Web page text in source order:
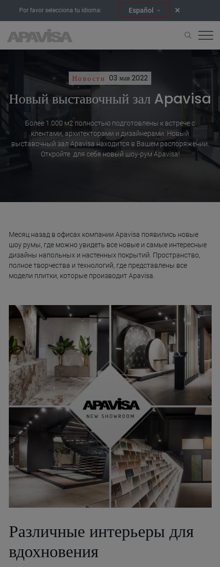
Por favor selecciona tu idioma: Español
Новости 03 мая 2022
Новый выставочный зал Apavisa
Более 1.000 м2 полностью подготовлены к встрече с
клентами, архитекторами и дизайнерами. Новый
выставочный зал Apavisa находится в Вашем распоряжении.
Откройте для себя новый шоу-рум Apavisa!
Месяц назад в офисах компании Apavisa появились новые
шоу румы, где можно увидеть все новые и самые интересные
дизайны напольных и настенных покрытий. Пространство,
полное творчества и технологий, где представлены все
модели плитки, которые производит Apavisa.
Различные интерьеры для
вдохновения